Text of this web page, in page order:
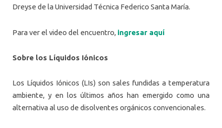
Dreyse de la Universidad Técnica Federico Santa María.
Para ver el video del encuentro, ingresar aquí
Sobre los Líquidos Iónicos
Los Líquidos Iónicos (LIs) son sales fundidas a temperatura
ambiente, y en los últimos años han emergido como una
alternativa al uso de disolventes orgánicos convencionales.